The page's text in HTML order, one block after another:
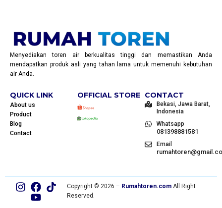
Menyediakan toren air berkualitas tinggi dan memastikan Anda
mendapatkan produk asli yang tahan lama untuk memenuhi kebutuhan
air Anda.
QUICK LINK
About us
Product
Blog
Contact
OFFICIAL STORE CONTACT
Bekasi, Jawa Barat,
Indonesia
Whatsapp
081398881581
Email
Copyright © 2026 – Rumahtoren.comAll Right
Reserved.